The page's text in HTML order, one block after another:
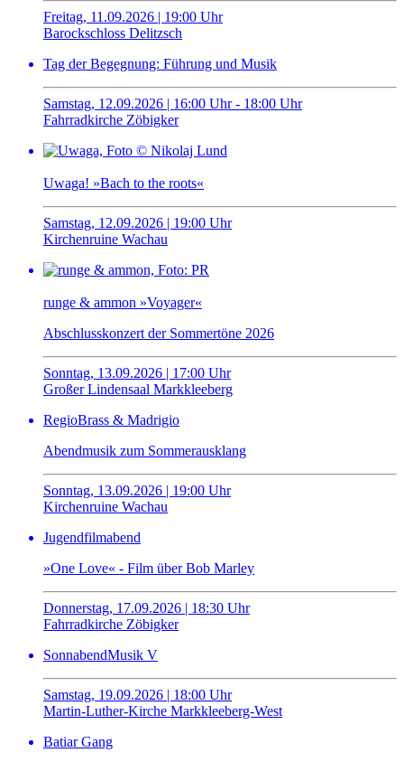
Freitag, 11.09.2026 | 19:00 Uhr
Barockschloss Delitzsch
Tag der Begegnung: Führung und Musik
Samstag, 12.09.2026 | 16:00 Uhr - 18:00 Uhr
Fahrradkirche Zöbigker
Uwaga! »Bach to the roots«
Samstag, 12.09.2026 | 19:00 Uhr
Kirchenruine Wachau
runge & ammon »Voyager«
Abschlusskonzert der Sommertöne 2026
Sonntag, 13.09.2026 | 17:00 Uhr
Großer Lindensaal Markkleeberg
RegioBrass & Madrigio
Abendmusik zum Sommerausklang
Sonntag, 13.09.2026 | 19:00 Uhr
Kirchenruine Wachau
Jugendfilmabend
»One Love« - Film über Bob Marley
Donnerstag, 17.09.2026 | 18:30 Uhr
Fahrradkirche Zöbigker
SonnabendMusik V
Samstag, 19.09.2026 | 18:00 Uhr
Martin-Luther-Kirche Markkleeberg-West
Batiar Gang